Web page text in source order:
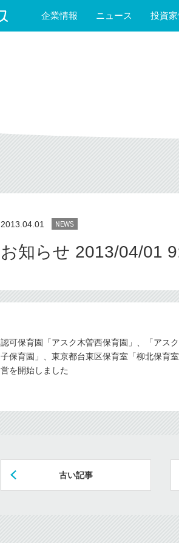
企業情報 ニュース 投資
2013.04.01 NEWS
お知らせ 2013/04/01
認可保育園「アスク木曽西保育園」、「アス
子保育園」、東京都台東区保育室「柳北保育
営を開始しました
古い記事